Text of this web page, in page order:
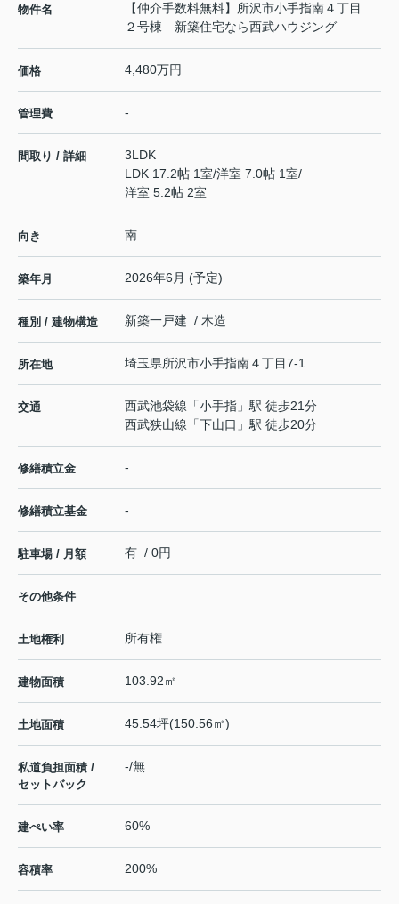
物件名
【仲介手数料無料】所沢市小手指南４丁目
２号棟 新築住宅なら西武ハウジング
価格 4,480万円
管理費 -
間取り / 詳細
3LDK
LDK 17.2帖 1室/洋室 7.0帖 1室/
洋室 5.2帖 2室
向き 南
築年月 2026年6月 (予定)
種別 / 建物構造 新築一戸建 / 木造
所在地 埼玉県所沢市小手指南４丁目7-1
交通 西武池袋線 「小手指 」駅 徒歩21分
西武狭山線 「下山口 」駅 徒歩20分
修繕積立金 -
修繕積立基金 -
駐車場 / 月額 有 / 0円
その他条件
土地権利 所有権
建物面積 103.92㎡
土地面積 45.54坪(150.56㎡)
私道負担面積 /
セットバック
-/無
建ぺい率 60%
容積率 200%